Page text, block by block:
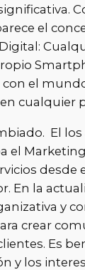
el
el
cualquier
El los
el
desde
En la
y
crear
Es
y los